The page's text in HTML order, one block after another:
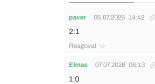
paver 06.07.2026 14:42
2:1
Reagovat
Elmas 07.07.2026 06:13
1:0